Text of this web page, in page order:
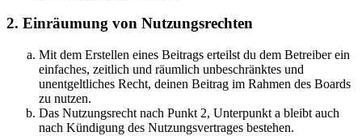
2. Einräumung von Nutzungsrechten
Mit dem Erstellen eines Beitrags erteilst du dem Betreiber ein
einfaches, zeitlich und räumlich unbeschränktes und
unentgeltliches Recht, deinen Beitrag im Rahmen des Boards
zu nutzen.
Das Nutzungsrecht nach Punkt 2, Unterpunkt a bleibt auch
nach Kündigung des Nutzungsvertrages bestehen.